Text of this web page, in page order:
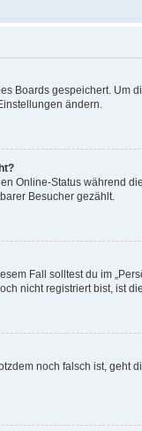
Boards gespeichert. Um
ändern.
Online-Status während
Besucher gezählt.
Fall solltest du im
nicht registriert bist, ist
noch falsch ist,